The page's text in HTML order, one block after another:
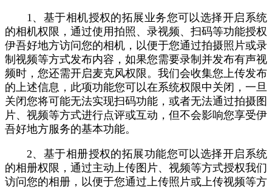
1、基于相机授权的拓展业务您可以选择开启系统
的相机权限，通过使用拍照、录视频、扫码等功能授权
伊吾好地方访问您的相机，以便于您通过拍摄照片或录
制视频等方式发布内容，如果您需要录制并发布有声视
频时，您还需开启麦克风权限。我们会收集您上传发布
的上述信息，此项功能您可以在系统权限中关闭，一旦
关闭您将可能无法实现扫码功能，或者无法通过拍摄图
片、视频等方式进行点评或互动，但不会影响您享受伊
吾好地方服务的基本功能。
2、基于相册授权的拓展功能您可以选择开启系统
的相册权限，通过主动上传图片、视频等方式授权我们
访问您的相册，以便于您通过上传照片或上传视频等方